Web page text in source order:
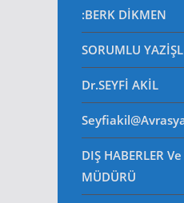
:BERK DİKMEN
SORUMLU
Dr.SEYFİ AKİL
DIŞ HABERLER
MÜDÜRÜ